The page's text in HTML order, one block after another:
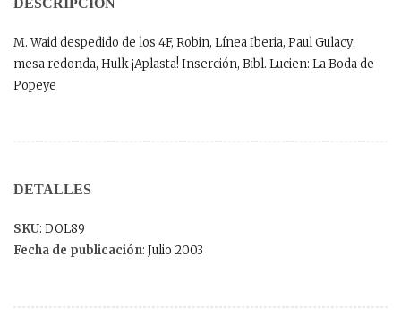
M. Waid despedido de los 4F, Robin, Línea Iberia, Paul Gulacy:
mesa redonda, Hulk ¡Aplasta! Inserción, Bibl. Lucien: La Boda de
Popeye
DETALLES
SKU: DOL89
Fecha de publicación: Julio 2003